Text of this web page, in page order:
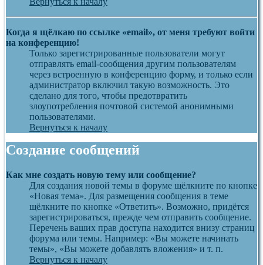
Когда я щёлкаю по ссылке «email», от меня требуют войти
на конференцию!
Только зарегистрированные пользователи могут
отправлять email-сообщения другим пользователям
через встроенную в конференцию форму, и только если
администратор включил такую возможность. Это
сделано для того, чтобы предотвратить
злоупотребления почтовой системой анонимными
пользователями.
Вернуться к началу
Создание сообщений
Как мне создать новую тему или сообщение?
Для создания новой темы в форуме щёлкните по кнопке
«Новая тема». Для размещения сообщения в теме
щёлкните по кнопке «Ответить». Возможно, придётся
зарегистрироваться, прежде чем отправить сообщение.
Перечень ваших прав доступа находится внизу страниц
форума или темы. Например: «Вы можете начинать
темы», «Вы можете добавлять вложения» и т. п.
Вернуться к началу